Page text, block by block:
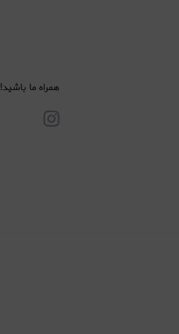
همراه ما باشید!